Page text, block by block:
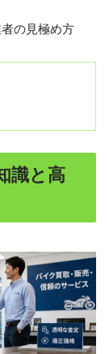
の見極め方
識と高